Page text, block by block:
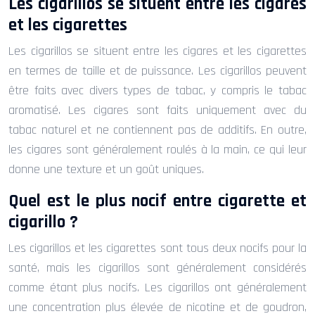
et les cigarettes
Les cigarillos se situent entre les cigares et les cigarettes
en termes de taille et de puissance. Les cigarillos peuvent
être faits avec divers types de tabac, y compris le tabac
aromatisé. Les cigares sont faits uniquement avec du
tabac naturel et ne contiennent pas de additifs. En outre,
les cigares sont généralement roulés à la main, ce qui leur
donne une texture et un goût uniques.
Quel est le plus nocif entre cigarette et
cigarillo ?
Les cigarillos et les cigarettes sont tous deux nocifs pour la
santé, mais les cigarillos sont généralement considérés
comme étant plus nocifs. Les cigarillos ont généralement
une concentration plus élevée de nicotine et de goudron,